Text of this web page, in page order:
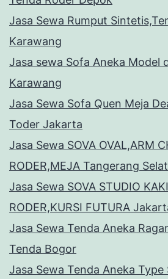
Jasa Sewa Rumput
Karawang
Jasa sewa Sofa Aneka Model
Karawang
Jasa Sewa Sofa Quen Meja
Toder Jakarta
Jasa Sewa SOVA OVAL,ARM
RODER,MEJA Tangerang
Jasa Sewa SOVA STUDIO
RODER,KURSI FUTURA
Jasa Sewa Tenda Aneka
Tenda Bogor
Jasa Sewa Tenda Aneka Type